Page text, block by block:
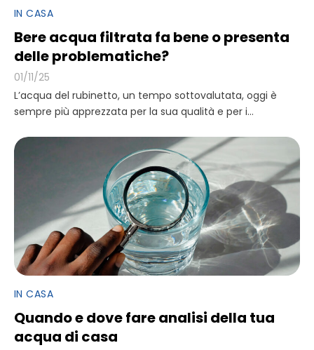
IN CASA
Bere acqua filtrata fa bene o presenta
delle problematiche?
01/11/25
L’acqua del rubinetto, un tempo sottovalutata, oggi è
sempre più apprezzata per la sua qualità e per i...
IN CASA
Quando e dove fare analisi della tua
acqua di casa